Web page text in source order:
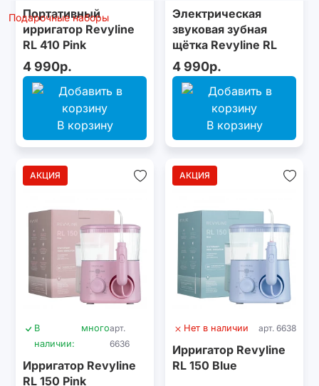
Подарочные наборы
Портативный
ирригатор Revyline
RL 410 Pink
4 990р.
В корзину
Электрическая
звуковая зубная
щётка Revyline RL
070 Violet
4 990р.
В корзину
АКЦИЯ
В
наличии:
многоарт.
6636
Ирригатор Revyline
RL 150 Pink
АКЦИЯ
Нет в наличии арт. 6638
Ирригатор Revyline
RL 150 Blue